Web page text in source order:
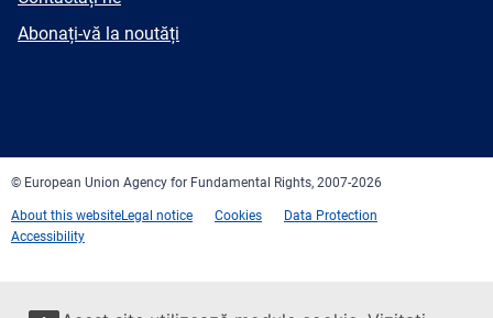
Newsletter
Abonați-vă la noutăți
© European Union Agency for Fundamental Rights, 2007-2026
About this websiteLegal notice Cookies
Data Protection
Accessibility